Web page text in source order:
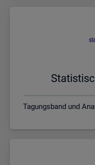
Tagungsband und